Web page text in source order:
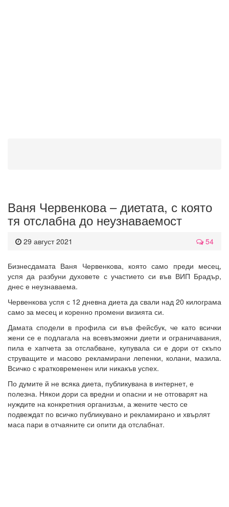
Ваня Червенкова – диетата, с която
тя отслабна до неузнаваемост
29 август 2021 54
Бизнесдамата Ваня Червенкова, която само преди месец,
успя да разбуни духовете с участието си във ВИП Брадър,
днес е неузнаваема.
Червенкова успя с 12 дневна диета да свали над 20 килограма
само за месец и коренно промени визията си.
Дамата сподели в профила си във фейсбук, че като всички
жени се е подлагала на всевъзможни диети и ограничавания,
пила е хапчета за отслабване, купувала си е дори от скъпо
струващите и масово рекламирани лепенки, колани, мазила.
Всичко с кратковременен или никакъв успех.
По думите й не всяка диета, публикувана в интернет, е
полезна. Някои дори са вредни и опасни и не отговарят на
нуждите на конкретния организъм, а жените често се
подвеждат по всичко публикувано и рекламирано и хвърлят
маса пари в отчаяните си опити да отслабнат.